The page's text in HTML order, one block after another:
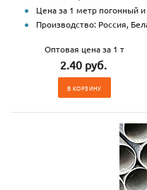
Цена за 1 метр погонный и
Производство: Россия,
Оптовая цена за 1 т
2.40 руб.
В КОРЗИНУ